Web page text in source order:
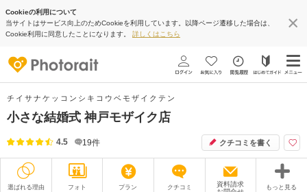
Cookieの利用について
当サイトはサービス向上のためCookieを利用しています。以降ページ遷移した場合は、
Cookie利用に同意したことになります。 詳しくはこちら
チイサナケッコンシキコウベモザイクテン
小さな結婚式 神戸モザイク店
4.5 19件 クチコミを書く
選ばれる理由 フォト プラン クチコミ
資料請求
もっと見る